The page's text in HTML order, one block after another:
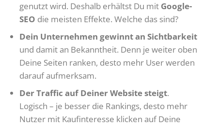
genutzt wird. Deshalb erhältst Du mit Google-
SEO die meisten Effekte. Welche das sind?
Dein Unternehmen gewinnt an Sichtbarkeit
und damit an Bekanntheit. Denn je weiter oben
Deine Seiten ranken, desto mehr User werden
darauf aufmerksam.
Der Traffic auf Deiner Website steigt.
Logisch – je besser die Rankings, desto mehr
Nutzer mit Kaufinteresse klicken auf Deine